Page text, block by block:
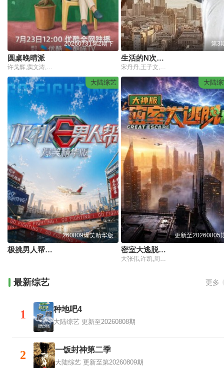
20260731第2期下
圆桌晚晴派
许戈辉,窦文涛,马家辉,周轶君,胡泳,景军
第3
生活的N次方 第2季
宋丹丹,王子文,赵宝刚,朱雨辰,高露,白百何,贺刚,任重
大陆综艺
260809爆笑精华版
极挑男人帮爆笑精华版
大陆
更新至20260805
密室大逃脱第8季大神版
大张伟,许凯,周笔畅,彭昱畅,张真源,陈哲远
最新综艺 更多
1 种地吧4
大陆综艺 更新至20260808期
2 一饭封神第二季
大陆综艺 更新至第20260809期